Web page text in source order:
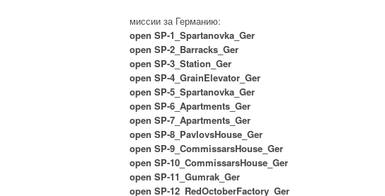
миссии за Германию:
open SP-1_Spartanovka_Ger
open SP-2_Barracks_Ger
open SP-3_Station_Ger
open SP-4_GrainElevator_Ger
open SP-5_Spartanovka_Ger
open SP-6_Apartments_Ger
open SP-7_Apartments_Ger
open SP-8_PavlovsHouse_Ger
open SP-9_CommissarsHouse_Ger
open SP-10_CommissarsHouse_Ger
open SP-11_Gumrak_Ger
open SP-12_RedOctoberFactory_Ger